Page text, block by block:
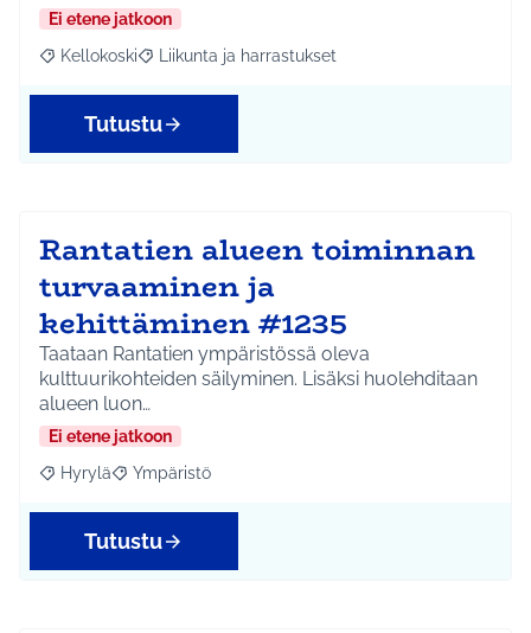
Ei etene jatkoon
Rajaa tulokset aihepiirin mukaan: Kellokoski
Kellokoski Rajaa tulokset teeman mukaan: Liikunta ja
Liikunta ja harrastukset
Tutustu
Rantatien alueen toiminnan
turvaaminen ja
kehittäminen #1235
Taataan Rantatien ympäristössä oleva
kulttuurikohteiden säilyminen. Lisäksi huolehditaan
alueen luon…
Ei etene jatkoon
Rajaa tulokset aihepiirin mukaan: Hyrylä
Hyrylä Rajaa tulokset teeman mukaan: Ympäristö
Ympäristö
Tutustu